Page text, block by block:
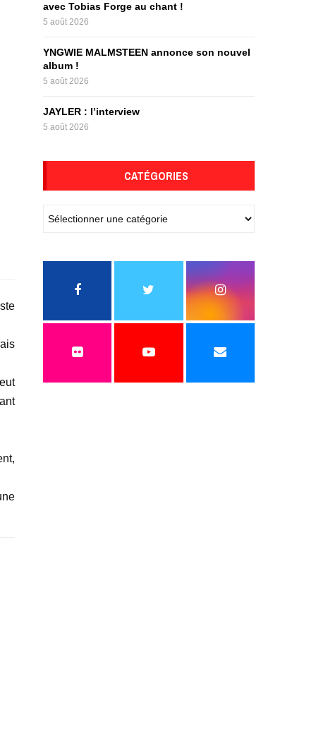
avec Tobias Forge au chant !
5 août 2026
YNGWIE MALMSTEEN annonce son nouvel
album !
5 août 2026
JAYLER : l’interview
5 août 2026
CATÉGORIES